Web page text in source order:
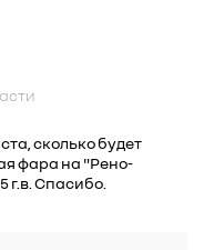
сколько будет
фара на "Рено-
г.в. Спасибо.